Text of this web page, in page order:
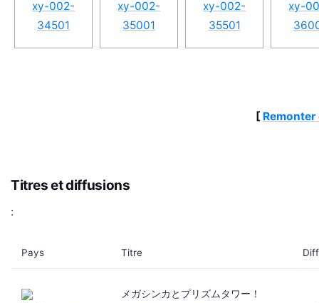
[
Titres et diffusions
:
Pays Titre
メガシンカとプリズムタワー！